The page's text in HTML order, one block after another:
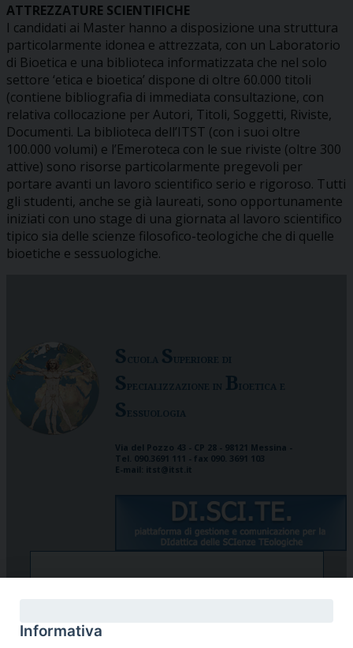
ATTREZZATURE SCIENTIFICHE
I candidati ai Master hanno a disposizione una struttura
particolarmente idonea e attrezzata, con un Laboratorio
di Bioetica e una biblioteca informatizzata che nel solo
settore ‘etica e bioetica’ dispone di oltre 60.000 titoli
(contiene bibliografia di immediata consultazione, con
relativa collocazione per Autori, Titoli, Soggetti, Riviste,
Documenti. La biblioteca dell’ITST (con i suoi oltre
100.000 volumi) e l’Emeroteca con le sue riviste (oltre 300
attive) sono risorse particolarmente pregevoli per
portare avanti un lavoro scientifico serio e rigoroso. Tutti
gli studenti, anche se già laureati, sono opportunamente
iniziati con uno stage di una giornata al lavoro scientifico
tipico sia delle scienze filosofico-teologiche che di quelle
bioetiche e sessuologiche.
Scuola Superiore di
Specializzazione in Bioetica e
Sessuologia
Via del Pozzo 43 - CP 28 - 98121 Messina -
Tel. 090.3691 111 - fax 090. 3691 103
E-mail: itst@itst.it
Informativa